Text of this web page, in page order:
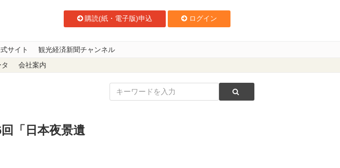
購読(紙・電子版)申込 ログイン
サイト 観光経済新聞チャンネル
会社案内
遺産」新規認定地の募集を開始
「日本夜景遺